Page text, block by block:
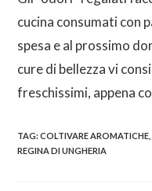
cucina consumati con
spesa e al prossimo
cure di bellezza vi
freschissimi, appena
TAG:COLTIVARE AROMATICHE
REGINA DI UNGHERIA